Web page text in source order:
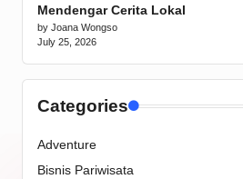
Mendengar Cerita Lokal
by Joana Wongso
July 25, 2026
Categories
Adventure
Bisnis Pariwisata